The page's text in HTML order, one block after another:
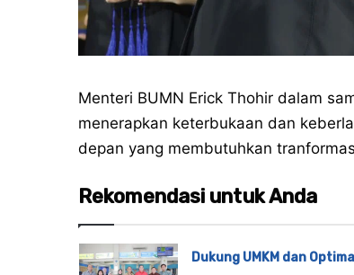
Menteri BUMN Erick Thohir dalam
menerapkan keterbukaan dan
depan yang membutuhkan
Rekomendasi untuk Anda
Dukung UMKM dan